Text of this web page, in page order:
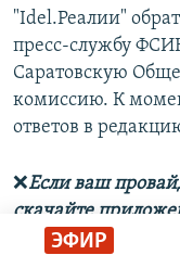
ЭФИР
"Idel.Реалии"
пресс-службу
Саратовскую
комиссию. К
ответов в
❌Если ваш
скачайте
планшет (Android